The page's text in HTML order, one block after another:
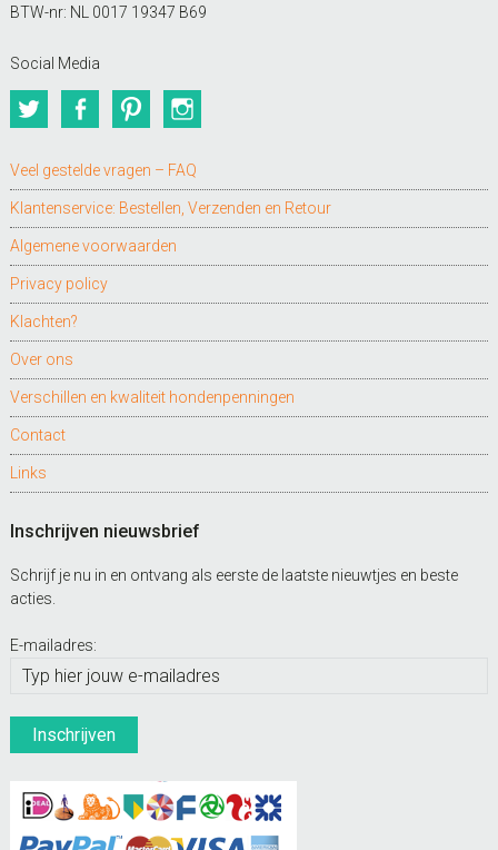
BTW-nr: NL 0017 19347 B69
Social Media
TwitterFacebookPinterest
Veel gestelde vragen – FAQ
Klantenservice: Bestellen, Verzenden en Retour
Algemene voorwaarden
Privacy policy
Klachten?
Over ons
Verschillen en kwaliteit hondenpenningen
Contact
Links
Inschrijven nieuwsbrief
Schrijf je nu in en ontvang als eerste de laatste nieuwtjes en beste
acties.
E-mailadres: